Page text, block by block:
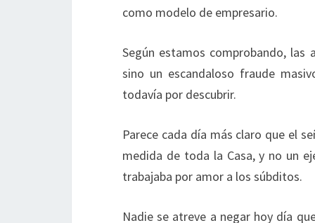
como modelo de empresario.
Según estamos comprobando, las
sino un escandaloso fraude
todavía por descubrir.
Parece cada día más claro que el
medida de toda la Casa, y no un
trabajaba por amor a los súbditos.
Nadie se atreve a negar hoy día